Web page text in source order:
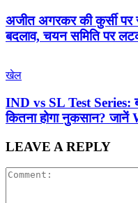
अजीत अगरकर की कुर्सी
बदलाव, चयन समिति पर
खेल
IND vs SL Test Series:
कितना होगा नुकसान?
LEAVE A REPLY